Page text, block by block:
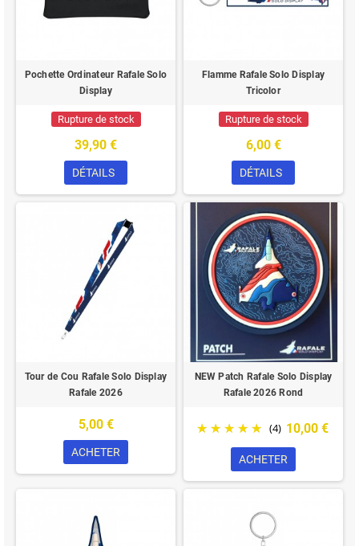
Pochette Ordinateur Rafale Solo
Display
Rupture de stock
39,90 €
DÉTAILS
Flamme Rafale Solo Display
Tricolor
Rupture de stock
6,00 €
DÉTAILS
Tour de Cou Rafale Solo Display
Rafale 2026
5,00 €
ACHETER
NEW Patch Rafale Solo Display
Rafale 2026 Rond
(4) 10,00 €
ACHETER